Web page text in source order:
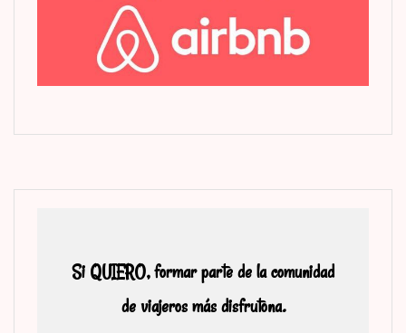
Si QUIERO, formar parte de la comunidad
de viajeros más disfrutona.